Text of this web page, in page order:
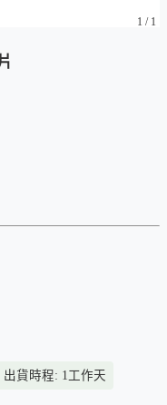
1 / 1
出貨時程: 1工作天